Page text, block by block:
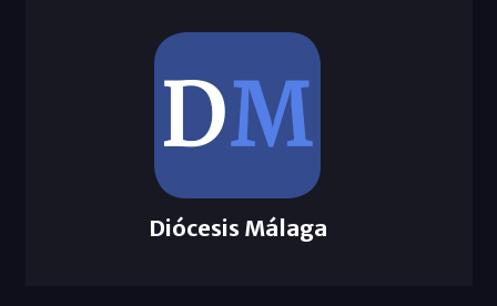
Diócesis Málaga